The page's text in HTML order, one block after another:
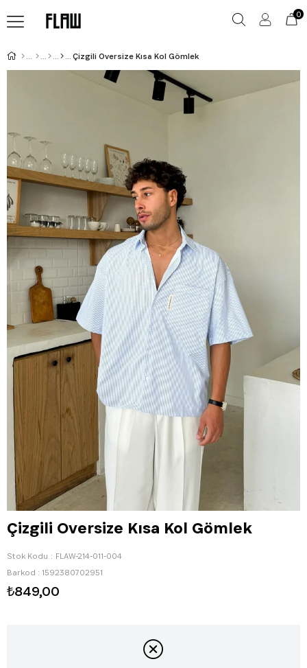
0
Çizgili Oversize Kısa Kol Gömlek
Çizgili Oversize Kısa Kol Gömlek
Stok Kodu
FLAW-214-011-004
Barkod : 1592380702951
₺849,00